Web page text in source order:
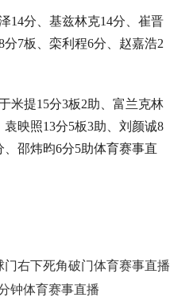
14分、基兹林克14分、崔晋
7板、栾利程6分、赵嘉浩2
米提15分3板2助、富兰克林
映照13分5板3助、刘颜诚8
邵炜昀6分5助体育赛事直
右下死角破门体育赛事直播
钟体育赛事直播